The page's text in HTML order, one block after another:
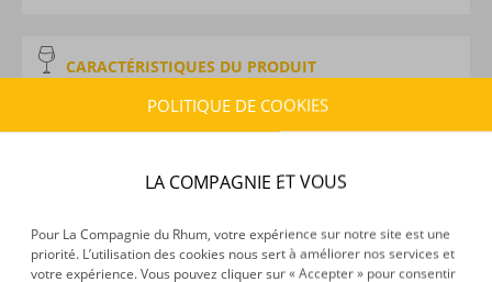
CARACTÉRISTIQUES DU PRODUIT
Rhum agricole
Colonne
Degré :52.5°
Médailles :Argent au Concours Mondial de Bruxelles
POLITIQUE DE COOKIES
LA COMPAGNIE ET VOUS
Pour La Compagnie du Rhum, votre expérience sur notre site est une
priorité. L’utilisation des cookies nous sert à améliorer nos services et
votre expérience. Vous pouvez cliquer sur « Accepter » pour consentir